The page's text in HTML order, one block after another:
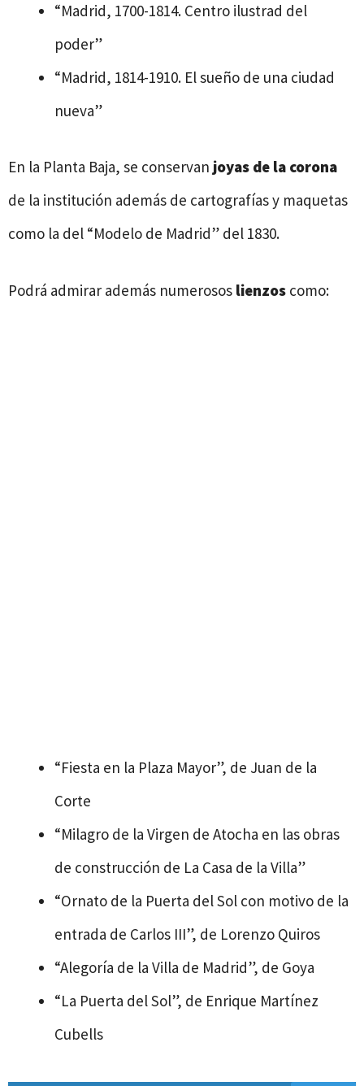
“Madrid, 1700-1814. Centro ilustrad del
poder”
“Madrid, 1814-1910. El sueño de una ciudad
nueva”
En la Planta Baja, se conservan joyas de la corona
de la institución además de cartografías y maquetas
como la del “Modelo de Madrid” del 1830.
Podrá admirar además numerosos lienzos como:
“Fiesta en la Plaza Mayor”, de Juan de la
Corte
“Milagro de la Virgen de Atocha en las obras
de construcción de La Casa de la Villa”
“Ornato de la Puerta del Sol con motivo de la
entrada de Carlos III”, de Lorenzo Quiros
“Alegoría de la Villa de Madrid”, de Goya
“La Puerta del Sol”, de Enrique Martínez
Cubells